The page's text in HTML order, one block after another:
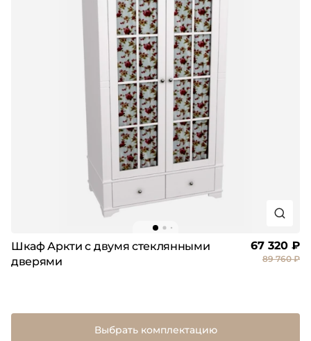
Шкаф Аркти с двумя стеклянными
дверями
67 320 ₽
89 760 ₽
Выбрать комплектацию